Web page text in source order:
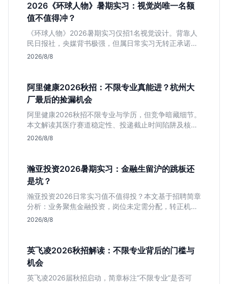
2026《环球人物》暑期实习：视觉岗唯一名额
值不值得冲？
《环球人物》2026暑期实习仅招1名视觉设计。背靠人
民日报社，央媒背书极强，但属日常实习无转正承诺。
适合追求高含金量简历、能接受严谨流程的设计生，想
2026/8/8
阿里健康2026秋招：不限专业真能进？杭州大
厂最后的捡漏机会
阿里健康2026秋招不限专业与学历，但竞争暗藏细节。
本文解读其医疗赛道稳定性、投递截止时间陷阱及核心
岗位面试节奏，帮应届生判断是否值得投入。
2026/8/8
瀚亚投资2026暑期实习：金融生留沪的跳板还
是坑？
瀚亚投资2026日常实习值不值得投？本文基于招聘简章
分析：业务聚焦金融投资，岗位未定需分配，转正机会
不明确。适合急需上海高含金量实习证明、想接触真实
2026/8/8
英飞凌2026秋招解读：不限专业背后的门槛与
机会
英飞凌2026届秋招启动，简章标注“不限专业”是否可